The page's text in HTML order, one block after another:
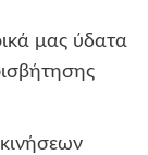
μας ύδατα